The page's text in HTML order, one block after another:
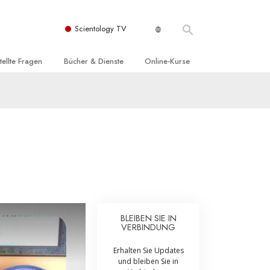
Scientology TV
Fragen
der Scientology
Bücher & Dienste Online-Kurse
Integrität und Ehrlichkeit
Ehe
BLEIBEN SIE IN
VERBINDUNG
Erhalten Sie Updates
und bleiben Sie in